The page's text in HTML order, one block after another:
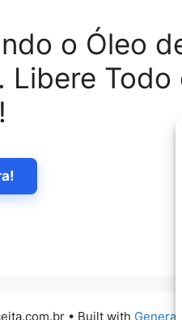
o Óleo
Libere Todo
• Built with